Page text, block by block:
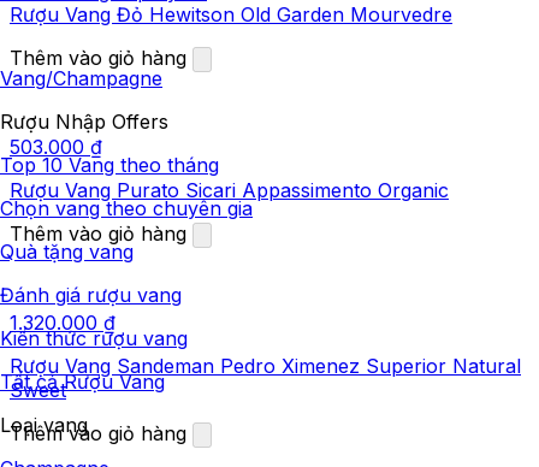
Vang/Champagne
Rượu Nhập Offers
Top 10 Vang theo tháng
Chọn vang theo chuyên gia
Quà tặng vang
Đánh giá rượu vang
Kiến thức rượu vang
Tất cả Rượu Vang
Loại vang
Rượu Vang Đỏ Hewitson Old Garden Mourvedre
Thêm vào giỏ hàng
503.000 ₫
Rượu Vang Purato Sicari Appassimento Organic
Thêm vào giỏ hàng
1.320.000 ₫
Rượu Vang Sandeman Pedro Ximenez Superior Natural
Sweet
Thêm vào giỏ hàng